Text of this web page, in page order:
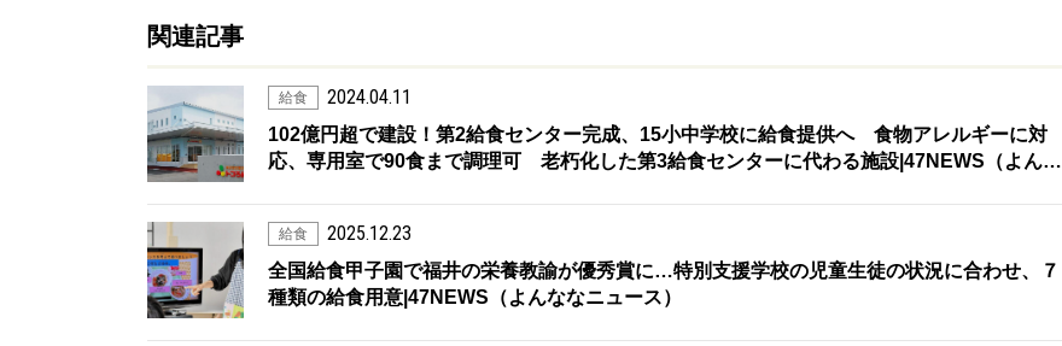
関連記事
給食 2024.04.11
102億円超で建設！第2給食センター完成、15小中学校に給食提供へ 食物アレルギーに対
応、専用室で90食まで調理可 老朽化した第3給食センターに代わる施設|47NEWS（よん…
給食 2025.12.23
全国給食甲子園で福井の栄養教諭が優秀賞に…特別支援学校の児童生徒の状況に合わせ、７
種類の給食用意|47NEWS（よんななニュース）